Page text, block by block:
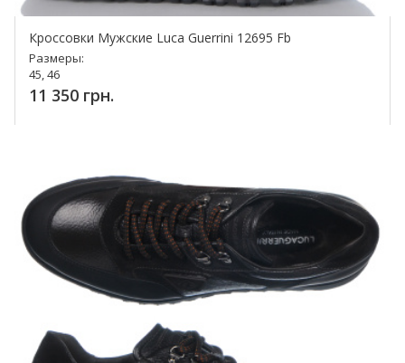
Кроссовки Мужские Luca Guerrini 12695 Fb
Размеры:
45, 46
11 350 грн.